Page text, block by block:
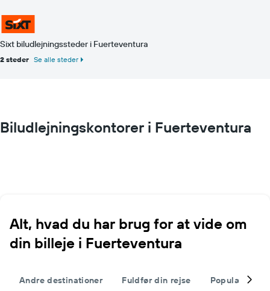
Sixt biludlejningssteder i Fuerteventura
2 steder Se alle steder
Biludlejningskontorer i Fuerteventura
Alt, hvad du har brug for at vide om
din billeje i Fuerteventura
Andre destinationer Fuldfør din rejse Populære